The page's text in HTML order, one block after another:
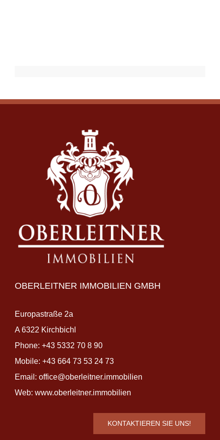
OBERLEITNER IMMOBILIEN GMBH
Europastraße 2a
A 6322 Kirchbichl
Phone: +43 5332 70 8 90
Mobile: +43 664 73 53 24 73
Email: office@oberleitner.immobilien
Web: www.oberleitner.immobilien
KONTAKTIEREN SIE UNS!